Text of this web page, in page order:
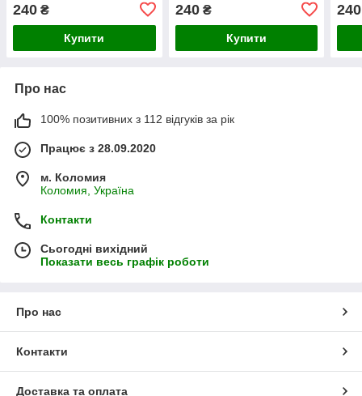
240 ₴
Купити
240₴
Купити
240
Про нас
100% позитивних з 112 відгуків за рік
Працює з 28.09.2020
м. Коломия
Коломия, Україна
Контакти
Сьогодні вихідний
Показати весь графік роботи
Про нас
Контакти
Доставка та оплата